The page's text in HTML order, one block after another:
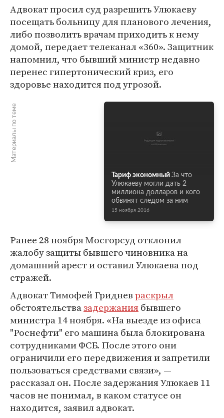
Адвокат просил суд разрешить Улюкаеву
посещать больницу для планового лечения,
либо позволить врачам приходить к нему
домой, передает телеканал «360». Защитник
напомнил, что бывший министр недавно
перенес гипертонический криз, его
здоровье находится под угрозой.
Материалы по теме
Тариф экономный За что
Улюкаеву могли дать 2
миллиона долларов и кого
обвинят следом за ним
15 ноября 2016
Ранее 28 ноября Мосгорсуд отклонил
жалобу защиты бывшего чиновника на
домашний арест и оставил Улюкаева под
стражей.
Адвокат Тимофей Гридневраскрыл
обстоятельствазадержаниябывшего
министра 14 ноября. «На выезде из офиса
"Роснефти" его машина была блокирована
сотрудниками ФСБ. После этого они
ограничили его передвижения и запретили
пользоваться средствами связи», —
рассказал он. После задержания Улюкаев 11
часов не понимал, в каком статусе он
находится, заявил адвокат.